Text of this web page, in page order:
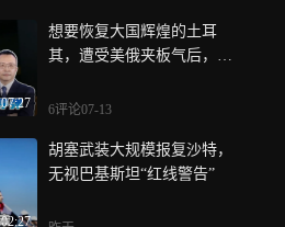
07:27
想要恢复大国辉煌的土耳
其，遭受美俄夹板气后，被
6评论07-13
02:27
胡塞武装大规模报复沙特，
无视巴基斯坦“红线警告”